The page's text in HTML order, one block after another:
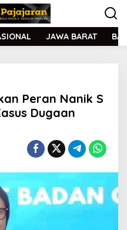
JAWA BARAT
Peran Nanik S
Dugaan